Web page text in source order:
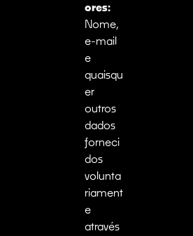
ores:
Nome,
e-mail
e
quaisqu
er
outros
dados
forneci
dos
volunta
riament
e
através